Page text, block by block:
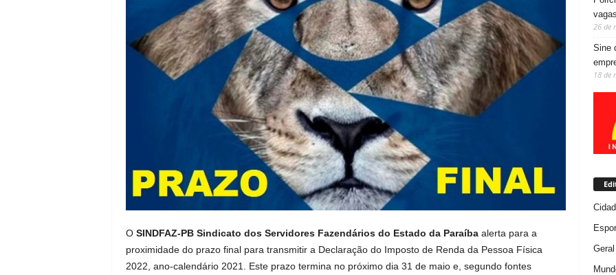
O SINDFAZ-PB Sindicato dos Servidores Fazendários do Estado da Paraíbaalerta para a
proximidade do prazo final para transmitir a Declaração do Imposto de Renda da Pessoa Física
2022, ano-calendário 2021. Este prazo termina no próximo dia 31 de maio e, segundo fontes
vagas
26 de
Sine
18 de
Geral